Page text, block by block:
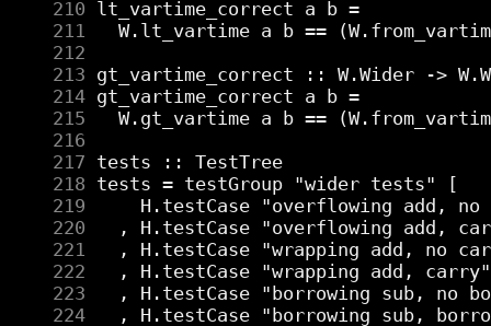
    210
    211
    212
    213
    214
    215
    216
    217
    218
    219
    220
    221
    222
    223
    224